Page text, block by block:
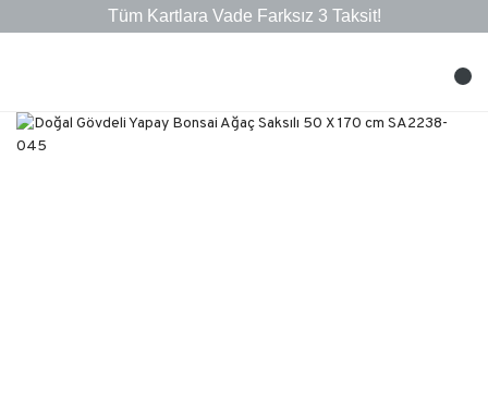
Tüm Kartlara Vade Farksız 3 Taksit!